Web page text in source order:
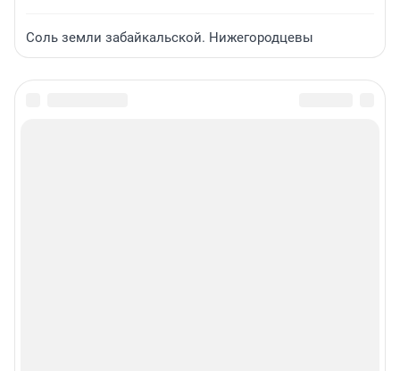
Соль земли забайкальской. Нижегородцевы